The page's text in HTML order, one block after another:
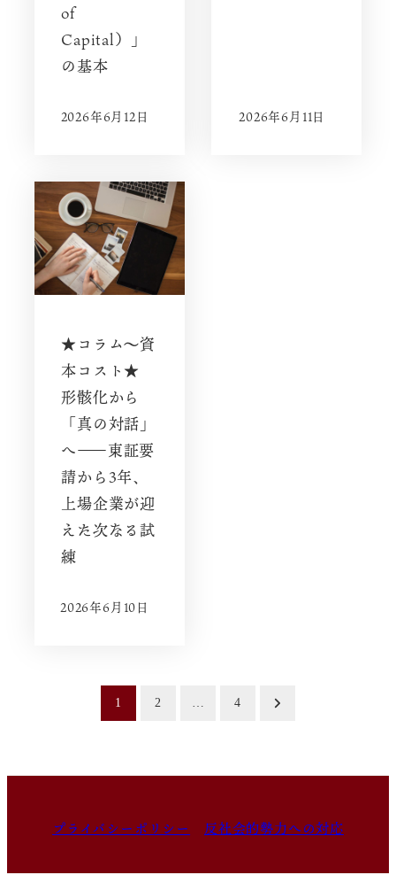
of
Capital）」
の基本
2026年6月12日 2026年6月11日
★コラム～資
本コスト★
形骸化から
「真の対話」
へ――東証要
請から3年、
上場企業が迎
えた次なる試
練
2026年6月10日
の
ペ
1 2 … 4
プライバシーポリシー 反社会的勢力への対応